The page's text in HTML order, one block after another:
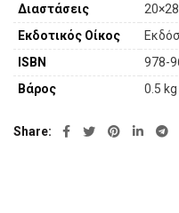
Διαστάσεις
Εκδοτικός Οίκος
ISBN
978-
Βάρος
0.5 kg
Share